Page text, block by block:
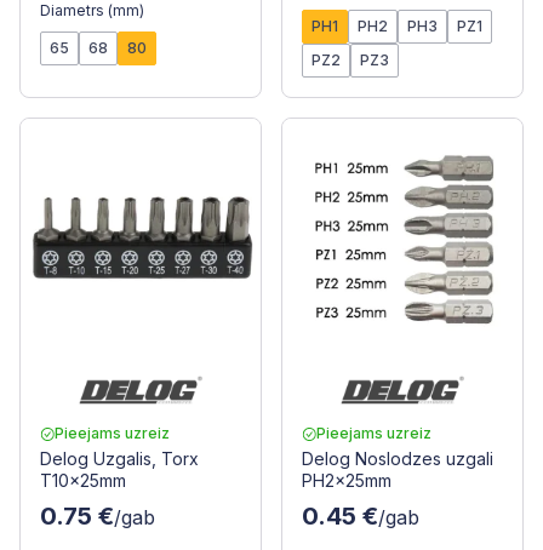
Diametrs (mm)
65 68 80
PH1 PH2 PH3
PZ1
PZ2
PZ3
Pieejams uzreiz
Delog Uzgalis, Torx
T10x25mm
0.75 €/gab
Pieejams uzreiz
Delog Noslodzes uzgali
PH2x25mm
0.45 €/gab